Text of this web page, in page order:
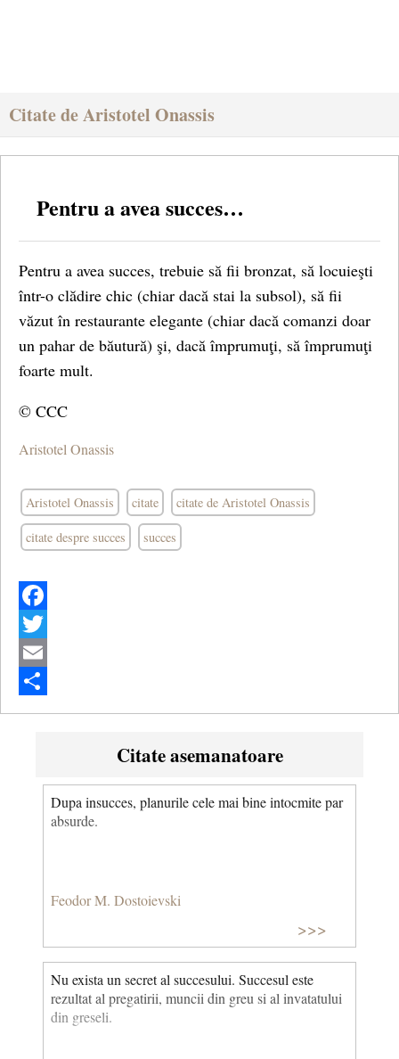
Citate de Aristotel Onassis
Pentru a avea succes…
Pentru a avea succes, trebuie să fii bronzat, să locuieşti
într-o clădire chic (chiar dacă stai la subsol), să fii
văzut în restaurante elegante (chiar dacă comanzi doar
un pahar de băutură) şi, dacă împrumuţi, să împrumuţi
foarte mult.
© CCC
Aristotel Onassis
Aristotel Onassis citate citate de Aristotel Onassis
citate despre succes succes
Facebook
Twitter
Email
Share
Citate asemanatoare
Dupa insucces, planurile cele mai bine intocmite par
absurde.
Feodor M. Dostoievski
>>>
Nu exista un secret al succesului. Succesul este
rezultat al pregatirii, muncii din greu si al invatatului
din greseli.